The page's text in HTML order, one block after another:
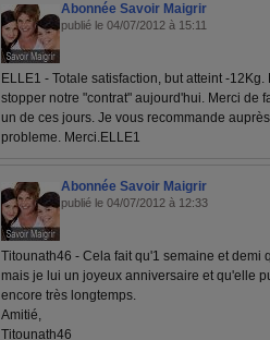
Abonnée Savoir Maigrir
publié le 04/07/2012 à 15:11
ELLE1 - Totale satisfaction, but atteint -
stopper notre "contrat" aujourd'hui. Merci de
un de ces jours. Je vous recommande
probleme. Merci.ELLE1
Abonnée Savoir Maigrir
publié le 04/07/2012 à 12:33
Titounath46 - Cela fait qu'1 semaine et demi
mais je lui un joyeux anniversaire et qu'elle
encore très longtemps.
Amitié,
Titounath46